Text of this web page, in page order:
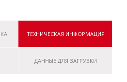
ТЕХНИЧЕСКАЯ ИНФОРМАЦИЯ
ДАННЫЕ ДЛЯ ЗАГРУЗКИ